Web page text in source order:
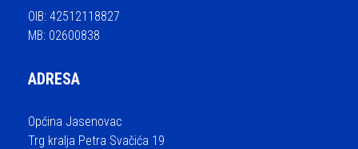
OIB: 42512118827
MB: 02600838
ADRESA
Općina Jasenovac
Trg kralja Petra Svačića 19